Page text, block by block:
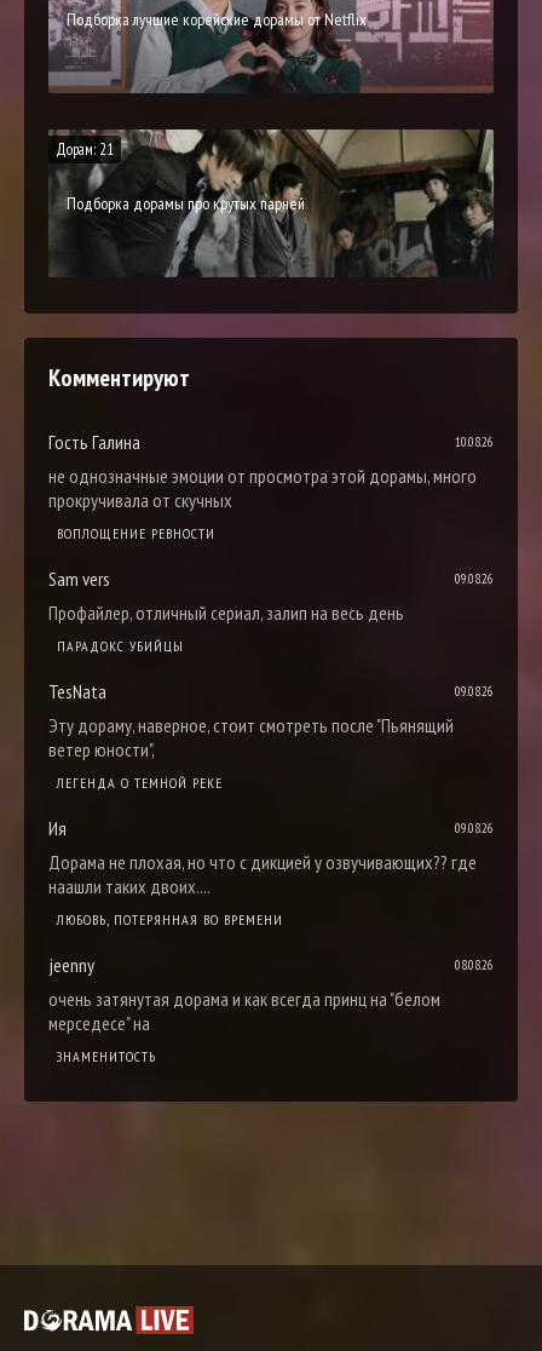
Подборка лучшие корейские дорамы от Netflix
Дорам: 21
Подборка дорамы про крутых парней
Комментируют
Гость Галина 10.08.26
не однозначные эмоции от просмотра этой дорамы, много
прокручивала от скучных
ВОПЛОЩЕНИЕ РЕВНОСТИ
Sam vers 09.08.26
Профайлер, отличный сериал, залип на весь день
ПАРАДОКС УБИЙЦЫ
TesNata 09.08.26
Эту дораму, наверное, стоит смотреть после "Пьянящий
ветер юности",
ЛЕГЕНДА О ТЕМНОЙ РЕКЕ
Ия 09.08.26
Дорама не плохая, но что с дикцией у озвучивающих?? где
наашли таких двоих....
ЛЮБОВЬ, ПОТЕРЯННАЯ ВО ВРЕМЕНИ
jeenny 08.08.26
очень затянутая дорама и как всегда принц на "белом
мерседесе" на
ЗНАМЕНИТОСТЬ